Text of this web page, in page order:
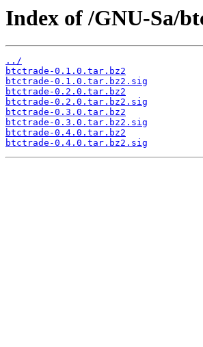
Index of /GNU-Sa/
../
btctrade-0.1.0.tar.bz2
btctrade-0.1.0.tar.bz2.sig
btctrade-0.2.0.tar.bz2
btctrade-0.2.0.tar.bz2.sig
btctrade-0.3.0.tar.bz2
btctrade-0.3.0.tar.bz2.sig
btctrade-0.4.0.tar.bz2
btctrade-0.4.0.tar.bz2.sig